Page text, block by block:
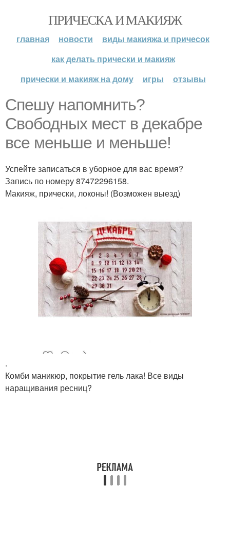
ПРИЧЕСКА И МАКИЯЖ
главная новости
виды макияжа и причесок
как делать прически и макияж
прически и макияж на дому
игры отзывы
Спешу напомнить?
Свободных мест в декабре
все меньше и меньше!
Успейте записаться в уборное для вас время?
Запись по номеру 87472296158.
Макияж, прически, локоны! (Возможен выезд)
.
Комби маникюр, покрытие гель лака! Все виды
наращивания ресниц?